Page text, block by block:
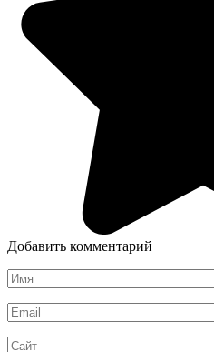
Добавить комментарий
Имя
*
Email
*
Сайт